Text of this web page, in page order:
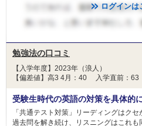
ログインは
勉強法の口コミ
【入学年度】2023年（浪人）
【偏差値】高3 4月：40 入学直前：63
受験生時代の英語の対策を具体的
「共通テスト対策」リーディングはク
過去問を解き続け、リスニングはこれ